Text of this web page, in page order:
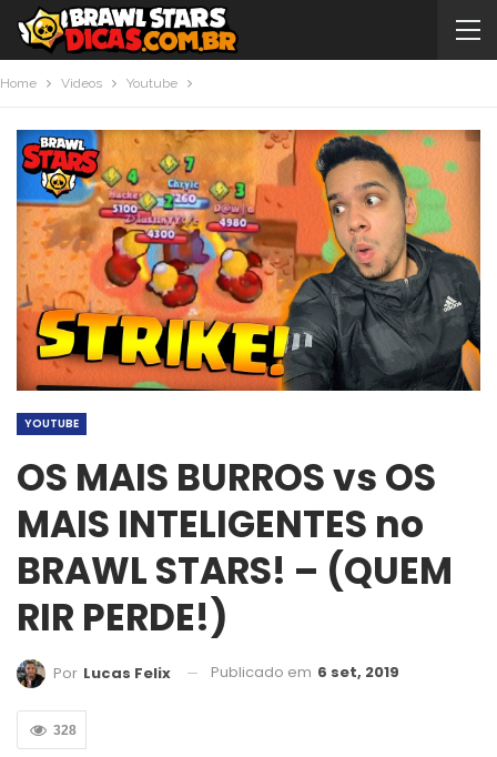
Home Videos Youtube
YOUTUBE
OS MAIS BURROS vs OS
MAIS INTELIGENTES no
BRAWL STARS! – (QUEM
RIR PERDE!)
Por Lucas Felix Publicado em 6 set, 2019
328